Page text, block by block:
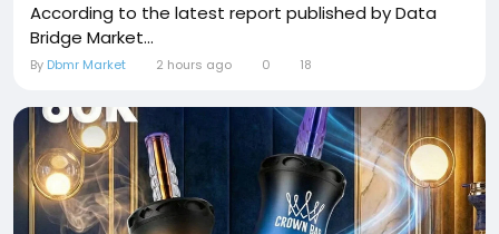
According to the latest report published by Data
Bridge Market...
By Dbmr Market 2 hours ago 0 18